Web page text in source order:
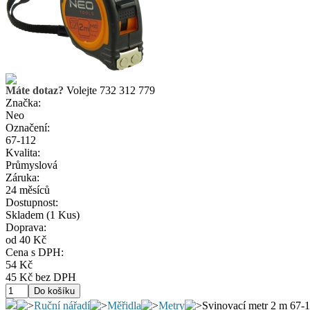
Máte dotaz? Volejte 732 312 779
Značka:
Neo
Označení:
67-112
Kvalita:
Průmyslová
Záruka:
24 měsíců
Dostupnost:
Skladem (1 Kus)
Doprava:
od 40 Kč
Cena s DPH:
54 Kč
45 Kč bez DPH
Ruční nářadí Měřidla Metry Svinovací metr 2 m 67-